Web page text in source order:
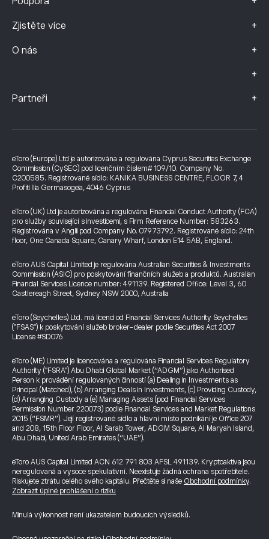
Zjistěte více +
O nás +
+
Partneři +
eToro (Europe) Ltd je autorizována a regulována Cyprus Securities Exchange
Commission (CySEC) pod licenčním číslem# 109/10. Company No.
C200585. Registrované sídlo: KANIKA BUSINESS CENTRE, FLOOR 7, 4
Profiti Ilia Germasogeia, 4046 Cyprus
eToro (UK) Ltd je autorizována a regulována Financial Conduct Authority (FCA)
pro služby související s investicemi, s Firm Reference Number: 583263.
Registrována v Anglii pod Company No. 07973792. Registrované sídlo: 24th
floor, One Canada Square, Canary Wharf, London E14 5AB, England.
eToro AUS Capital Limited je regulována Australian Securities & Investments
Commission (ASIC) pro poskytování finančních služeb a produktů. Australian
Financial Services Licence number: 491139. Registered Office: Level 3, 60
Castlereagh Street, Sydney NSW 2000, Australia
eToro (Seychelles) Ltd. má licenci od Financial Services Authority Seychelles
("FSAS") k poskytování služeb broker-dealer podle Securities Act 2007
License #SD076
eToro (ME) Limited je licencována a regulována Financial Services Regulatory
Authority ("FSRA") Abu Dhabi Global Market (“ADGM”) jako Authorised
Person k provádění regulovaných činností (a) Dealing in Investments as
Principal (Matched), (b) Arranging Deals in Investments, (c) Providing Custody,
(d) Arranging Custody a (e) Managing Assets (pod Financial Services
Permission Number 220073) podle Financial Services and Market Regulations
2015 (“FSMR”). Její registrované sídlo a hlavní místo podnikání je Office 207
and 208, 15th Floor Floor, Al Sarab Tower, ADGM Square, Al Maryah Island,
Abu Dhabi, United Arab Emirates (“UAE”).
eToro AUS Capital Limited ACN 612 791 803 AFSL 491139. Kryptoaktiva jsou
neregulovaná a vysoce spekulativní. Neexistuje žádná ochrana spotřebitele.
Riskujete ztrátu celého svého kapitálu. Přečtěte si naše Obchodní podmínky.
Zobrazit úplné prohlášení o riziku
Minulá výkonnost není ukazatelem budoucích výsledků.